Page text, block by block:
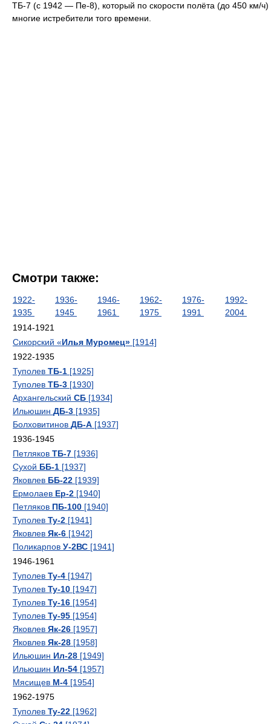
ТБ-7 (с 1942 — Пе-8), который по скорости полёта (до 450 км/ч)
многие истребители того времени.
Смотри также:
1922-
1935
1936-
1945
1946-
1961
1962-
1975
1976-
1991
1992-
2004
1914-1921
Сикорский «Илья Муромец» [1914]
1922-1935
Туполев ТБ-1 [1925]
Туполев ТБ-3 [1930]
Архангельский СБ [1934]
Ильюшин ДБ-3 [1935]
Болховитинов ДБ-А [1937]
1936-1945
Петляков ТБ-7 [1936]
Сухой ББ-1 [1937]
Яковлев ББ-22 [1939]
Ермолаев Ер-2 [1940]
Петляков ПБ-100 [1940]
Туполев Ту-2 [1941]
Яковлев Як-6 [1942]
Поликарпов У-2ВС [1941]
1946-1961
Туполев Ту-4 [1947]
Туполев Ту-10 [1947]
Туполев Ту-16 [1954]
Туполев Ту-95 [1954]
Яковлев Як-26 [1957]
Яковлев Як-28 [1958]
Ильюшин Ил-28 [1949]
Ильюшин Ил-54 [1957]
Мясищев М-4 [1954]
1962-1975
Туполев Ту-22 [1962]